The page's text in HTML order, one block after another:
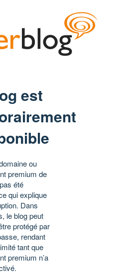
est
ou
premium de
été
qui explique
Dans
le blog peut
protégé par
rendant
tant que
premium n’a